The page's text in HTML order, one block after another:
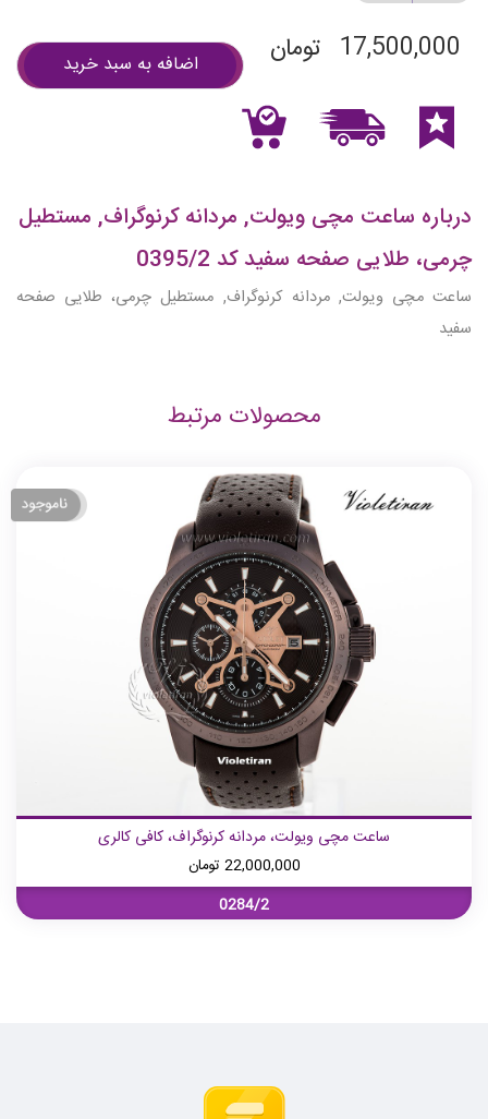
17,500,000 تومان اضافه به سبد خرید
درباره ساعت مچی ویولت, مردانه کرنوگراف, مستطیل
چرمی، طلایی صفحه سفید کد 0395/2
ساعت مچی ویولت, مردانه کرنوگراف, مستطیل چرمی، طلایی صفحه
سفید
محصولات مرتبط
ساعت مچی ویولت، مردانه کرنوگراف، کافی کالری
22,000,000 تومان
0284/2